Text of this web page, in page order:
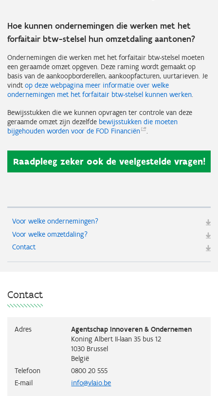
Hoe kunnen ondernemingen die werken met het
forfaitair btw-stelsel hun omzetdaling aantonen?
Ondernemingen die werken met het forfaitair btw-stelsel moeten
een geraamde omzet opgeven. Deze raming wordt gemaakt op
basis van de aankoopborderellen, aankoopfacturen, uurtarieven. Je
vindtop deze webpagina meer informatie over welke
ondernemingen met het forfaitair btw-stelsel kunnen werken.
Bewijsstukken die we kunnen opvragen ter controle van deze
geraamde omzet zijn dezelfde bewijsstukken die moeten
bijgehouden worden voor de FOD Financiën .
Raadpleeg zeker ook de veelgestelde vragen!
Voor welke ondernemingen?
Voor welke omzetdaling?
Contact
Contact
Adres
Agentschap Innoveren & Ondernemen
Koning Albert II-laan 35 bus 12
1030 Brussel
België
Telefoon
0800 20 555
E-mail
info@vlaio.be